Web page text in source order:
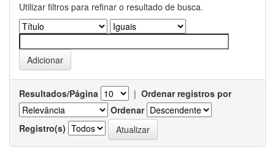
Utilizar filtros para refinar o resultado de busca.
Resultados/Página | Ordenar registros por
Ordenar
Registro(s)